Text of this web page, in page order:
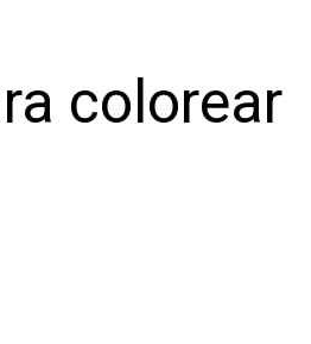
colorear